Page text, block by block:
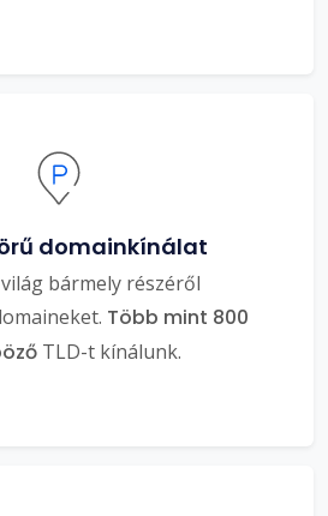
domainkínálat
bármely részéről
Több mint 800
TLD-t kínálunk.